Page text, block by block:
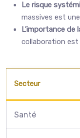
Le risque
massives est
L’importance de
collaboration est
Secteur
Santé